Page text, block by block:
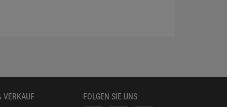
VERKAUF
FOLGEN SIE UNS